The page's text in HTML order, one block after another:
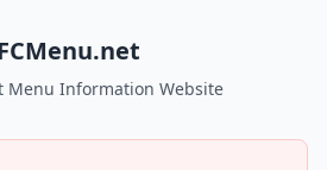
Menu Information Website